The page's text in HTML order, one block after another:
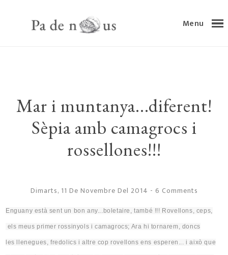
Menu
Mar i muntanya...diferent!
Sèpia amb camagrocs i
rossellones!!!
Dimarts, 11 De Novembre Del 2014 - 6 Comments
Enguany està sent un bon any...boletaire ,també !!! Rovellons, ceps,
els meus primer rossinyols i camagrocs; Ara hi tornarem , doncs
les llenegues, fredolics ialtre cop rovellons ens esperen... iaixò que